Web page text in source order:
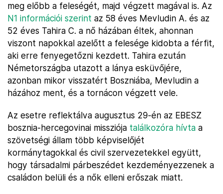
meg előbb a feleségét, majd végzett magával is. Az
N1 információi szerint az 58 éves Mevludin A. és az
52 éves Tahira C. a nő házában éltek, ahonnan
viszont napokkal azelőtt a felesége kidobta a férfit,
aki erre fenyegetőzni kezdett. Tahira ezután
Németországba utazott a lánya esküvőjére,
azonban mikor visszatért Boszniába, Mevludin a
házához ment, és a tornácon végzett vele.
Az esetre reflektálva augusztus 29-én az EBESZ
bosznia-hercegovinai missziója találkozóra hívta a
szövetségi állam több képviselőjét
kormánytagokkal és civil szervezetekkel együtt,
hogy társadalmi párbeszédet kezdeményezzenek a
családon belüli és a nők elleni erőszak miatt.